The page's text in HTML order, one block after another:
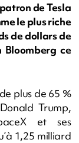
de Tesla
le plus riche
de dollars de
Bloomberg ce
plus de 65 %
Trump,
et ses
1,25 milliard